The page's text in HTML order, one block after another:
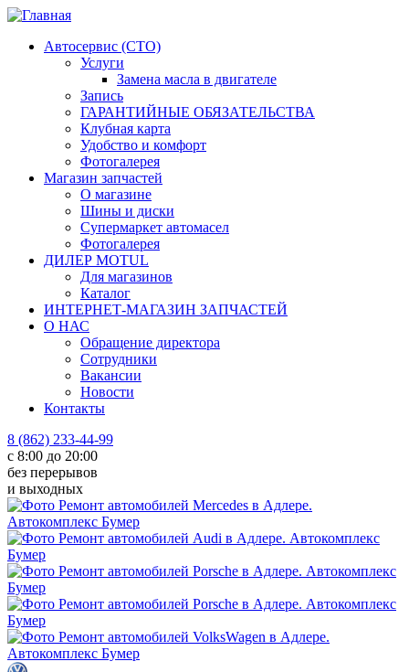
Автосервис (СТО)
Услуги
Замена масла в двигателе
Запись
ГАРАНТИЙНЫЕ ОБЯЗАТЕЛЬСТВА
Клубная карта
Удобство и комфорт
Фотогалерея
Магазин запчастей
О магазине
Шины и диски
Супермаркет автомасел
Фотогалерея
ДИЛЕР MOTUL
Для магазинов
Каталог
ИНТЕРНЕТ-МАГАЗИН ЗАПЧАСТЕЙ
О НАС
Обращение директора
Сотрудники
Вакансии
Новости
Контакты
8 (862) 233-44-99
с 8:00 до 20:00
без перерывов
и выходных